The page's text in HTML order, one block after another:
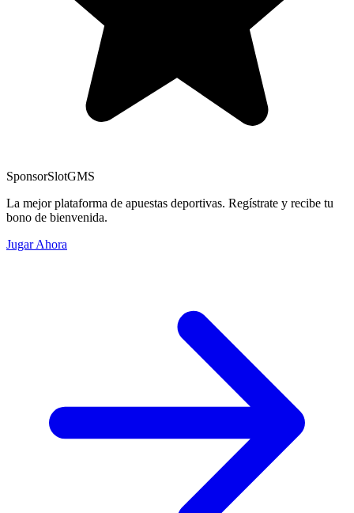
SponsorSlotGMS
La mejor plataforma de apuestas deportivas. Regístrate y recibe tu
bono de bienvenida.
Jugar Ahora